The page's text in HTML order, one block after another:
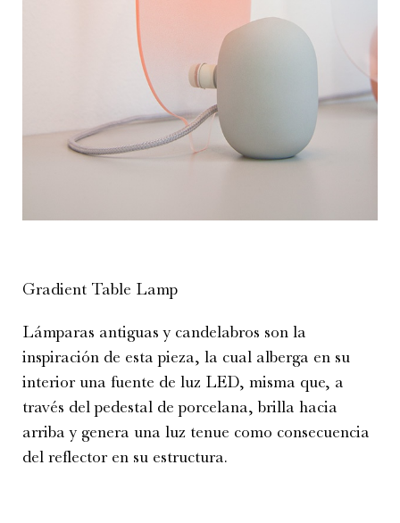
Gradient Table Lamp
Lámparas antiguas y candelabros son la
inspiración de esta pieza, la cual alberga en su
interior una fuente de luz LED, misma que, a
través del pedestal de porcelana, brilla hacia
arriba y genera una luz tenue como consecuencia
del reflector en su estructura.